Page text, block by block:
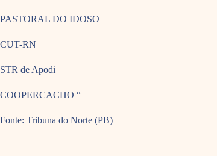
PASTORAL DO IDOSO
CUT-RN
STR de Apodi
COOPERCACHO “
Fonte: Tribuna do Norte (PB)